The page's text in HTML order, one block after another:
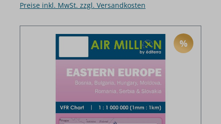
Preise inkl. MwSt. zzgl. Versandkosten
RABATT
%